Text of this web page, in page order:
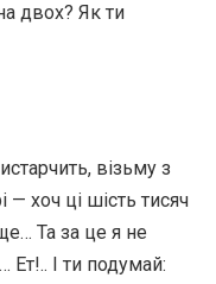
двох? Як ти
візьму з
— хоч ці шість тисяч
Та за це я не
І ти подумай: